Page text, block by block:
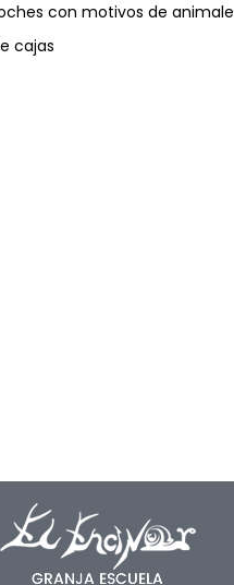
con motivos de
cajas